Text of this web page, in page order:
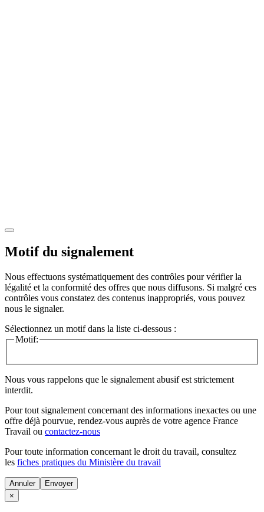
Motif du signalement
Nous effectuons systématiquement des contrôles pour vérifier la
légalité et la conformité des offres que nous diffusons. Si malgré ces
contrôles vous constatez des contenus inappropriés, vous pouvez
nous le signaler.
Sélectionnez un motif dans la liste ci-dessous :
Motif:
Nous vous rappelons que le signalement abusif est strictement
interdit.
Pour tout signalement concernant des informations inexactes ou une
offre déjà pourvue, rendez-vous auprès de votre agence France
Travail ou contactez-nous
Pour toute information concernant le droit du travail, consultez
les fiches pratiques du Ministère du travail
Annuler
×